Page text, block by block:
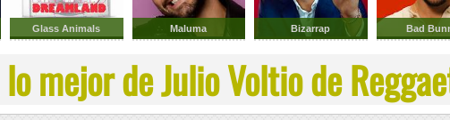
Glass Animals Maluma Bizarrap Bad
mejor de Julio Voltio de